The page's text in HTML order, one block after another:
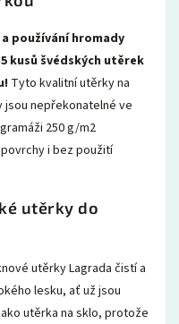
používání hromady
kusů švédských utěrek
Tyto kvalitní utěrky na
jsou nepřekonatelné ve
250 g/m2
i bez použití
utěrky do
utěrkyLagrada čistí a
lesku, ať už jsou
utěrka na sklo, protože